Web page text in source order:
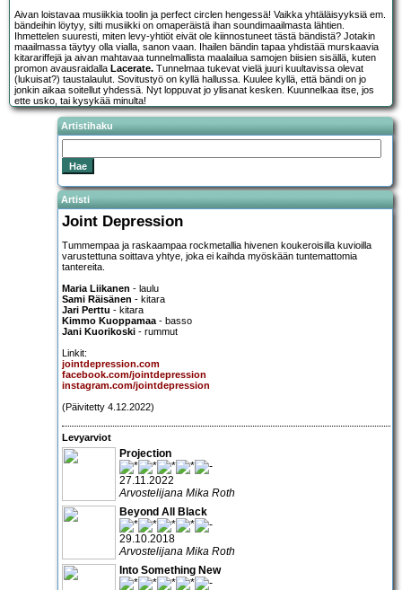
Aivan loistavaa musiikkia toolin ja perfect circlen hengessä! Vaikka yhtäläisyyksiä em.
bändeihin löytyy, silti musiikki on omaperäistä ihan soundimaailmasta lähtien.
Ihmettelen suuresti, miten levy-yhtiöt eivät ole kiinnostuneet tästä bändistä? Jotakin
maailmassa täytyy olla vialla, sanon vaan. Ihailen bändin tapaa yhdistää murskaavia
kitarariffejä ja aivan mahtavaa tunnelmallista maalailua samojen biisien sisällä, kuten
promon avausraidalla Lacerate. Tunnelmaa tukevat vielä juuri kuultavissa olevat
(lukuisat?) taustalaulut. Sovitustyö on kyllä hallussa. Kuulee kyllä, että bändi on jo
jonkin aikaa soitellut yhdessä. Nyt loppuvat jo ylisanat kesken. Kuunnelkaa itse, jos
ette usko, tai kysykää minulta!
Artistihaku
Artisti
Joint Depression
Tummempaa ja raskaampaa rockmetallia hivenen koukeroisilla kuvioilla
varustettuna soittava yhtye, joka ei kaihda myöskään tuntemattomia
tantereita.
Maria Liikanen - laulu
Sami Räisänen - kitara
Jari Perttu - kitara
Kimmo Kuoppamaa- basso
Jani Kuorikoski - rummut
Linkit:
jointdepression.com
facebook.com/jointdepression
instagram.com/jointdepression
(Päivitetty 4.12.2022)
Levyarviot
Projection
27.11.2022
Arvostelijana Mika Roth
Beyond All Black
29.10.2018
Arvostelijana Mika Roth
Into Something New